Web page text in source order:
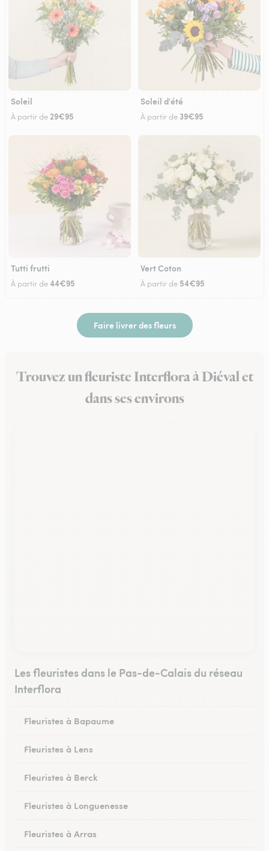
Soleil
À partir de29€95
Soleil d'été
À partir de 39€95
Tutti frutti
À partir de44€95
Vert Coton
À partir de 54€95
Faire livrer des fleurs
Trouvez un fleuriste Interflora à Diéval et
dans ses environs
Les fleuristes dans le Pas-de-Calais du réseau
Interflora
Fleuristes à Bapaume
Fleuristes à Lens
Fleuristes à Berck
Fleuristes à Longuenesse
Fleuristes à Arras